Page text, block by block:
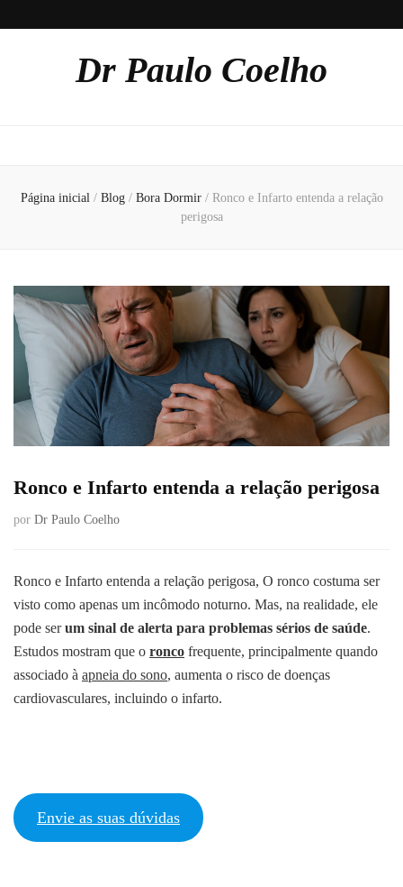
Dr Paulo Coelho
Página inicial / Blog / Bora Dormir / Ronco e Infarto entenda a relação
perigosa
Ronco e Infarto entenda a relação perigosa
por Dr Paulo Coelho
Ronco e Infarto entenda a relação perigosa, O ronco costuma ser
visto como apenas um incômodo noturno. Mas, na realidade, ele
pode serum sinal de alerta para problemas sérios de saúde.
Estudos mostram que o ronco frequente, principalmente quando
associado à apneia do sono, aumenta o risco de doenças
cardiovasculares, incluindo o infarto.
Envie as suas dúvidas